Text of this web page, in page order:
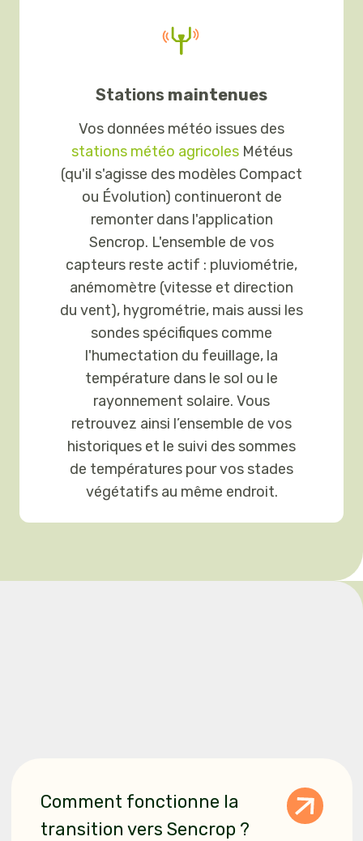
Stations maintenues
Vos données météo issues des
stations météo agricolesMétéus
(qu'il s'agisse des modèles Compact
ou Évolution) continueront de
remonter dans l'application
Sencrop. L'ensemble de vos
capteurs reste actif : pluviométrie,
anémomètre (vitesse et direction
du vent), hygrométrie, mais aussi les
sondes spécifiques comme
l'humectation du feuillage, la
température dans le sol ou le
rayonnement solaire. Vous
retrouvez ainsi l’ensemble de vos
historiques et le suivi des sommes
de températures pour vos stades
végétatifs au même endroit.
Comment fonctionne la
transition vers Sencrop ?